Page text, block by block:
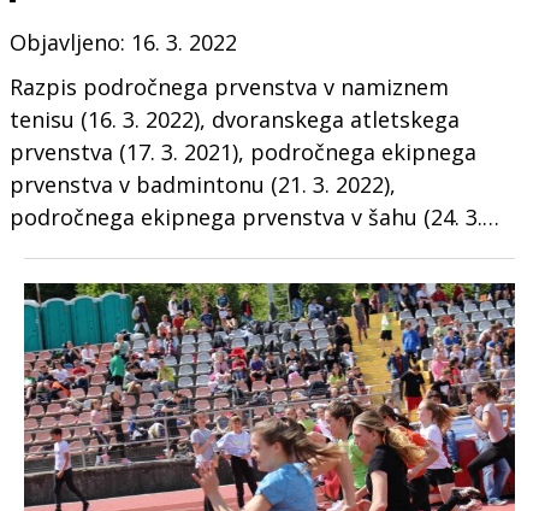
Objavljeno: 16. 3. 2022
Razpis področnega prvenstva v namiznem
tenisu (16. 3. 2022), dvoranskega atletskega
prvenstva (17. 3. 2021), področnega ekipnega
prvenstva v badmintonu (21. 3. 2022),
področnega ekipnega prvenstva v šahu (24. 3.…